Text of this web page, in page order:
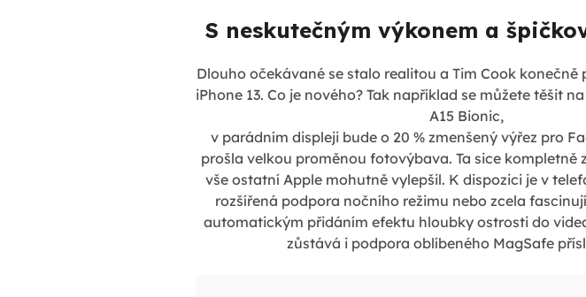
S neskutečným výkonem a
Dlouho očekávané se stalo realitou a Tim Cook konečně
iPhone 13. Co je nového? Tak například se můžete těšit
A15 Bionic,
v parádním displeji bude o 20 % zmenšený výřez pro
prošla velkou proměnou fotovýbava. Ta sice kompletně
vše ostatní Apple mohutně vylepšil. K dispozici je v
rozšířená podpora nočního režimu nebo zcela
automatickým přidáním efektu hloubky ostrosti do
zůstává i podpora oblíbeného MagSafe